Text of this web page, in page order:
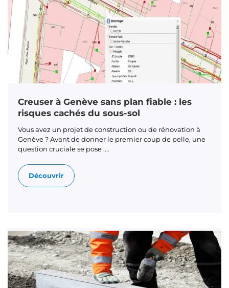
Creuser à Genève sans plan fiable : les
risques cachés du sous-sol
Vous avez un projet de construction ou de rénovation à
Genève ? Avant de donner le premier coup de pelle, une
question cruciale se pose :...
Découvrir